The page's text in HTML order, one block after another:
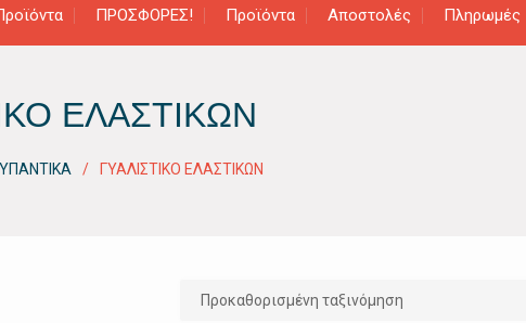
ΠΡΟΣΦΟΡΕΣ! Προϊόντα Αποστολές Πληρωμές
ΕΛΑΣΤΙΚΩΝ
ΓΥΑΛΙΣΤΙΚΟ ΕΛΑΣΤΙΚΩΝ